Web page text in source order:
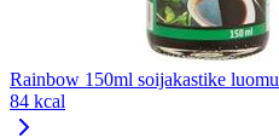
Rainbow 150ml soijakastike luomu
84 kcal